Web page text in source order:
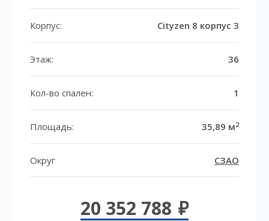
Корпус: Cityzen 8 корпус 3
Этаж: 36
Кол-во спален: 1
Площадь: 35,89 м2
Округ СЗАО
20 352 788